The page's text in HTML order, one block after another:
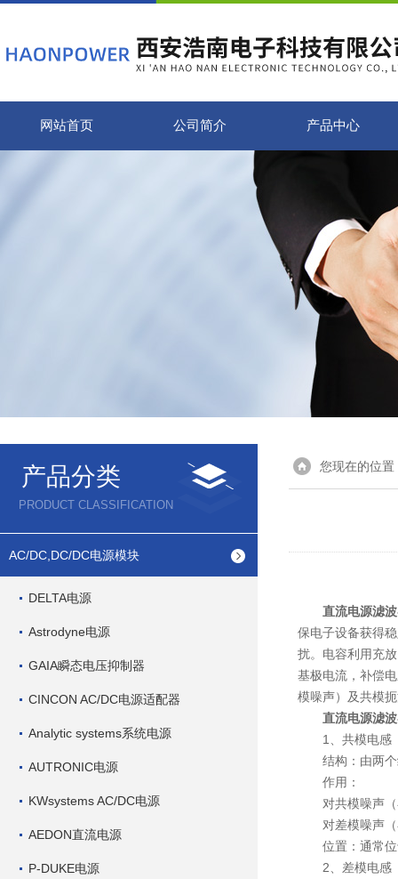
网站首页 公司简介 产品中心
产品分类
PRODUCT CLASSIFICATION
AC/DC,DC/DC电源模块
DELTA电源
Astrodyne电源
GAIA瞬态电压抑制器
CINCON AC/DC电源适配器
Analytic systems系统电源
AUTRONIC电源
KWsystems AC/DC电源
AEDON直流电源
P-DUKE电源
您现在的位置
直流电源滤
保电子设备获得
扰。电容利用充
基极电流，补偿
模噪声）及共模
直流电源滤
1、共模电感
结构：由两个
作用：
对共模噪声（
对差模噪声（
位置：通常位
2、差模电感